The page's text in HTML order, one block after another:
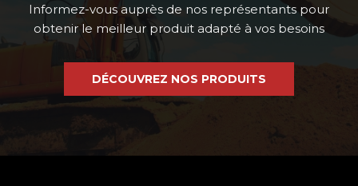
Informez-vous auprès de nos représentants pour
obtenir le meilleur produit adapté à vos besoins
DÉCOUVREZ NOS PRODUITS